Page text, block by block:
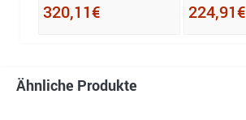
320,11€ 224,91€
Ähnliche Produkte